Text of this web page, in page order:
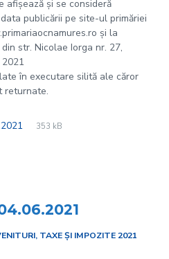
afișează și se consideră
publicării pe site-ul primăriei
și la
str. Nicolae Iorga nr. 27,
în executare silită ale căror
returnate.
File
pdf
File
353 kB
TAXE ȘI IMPOZITE 2021